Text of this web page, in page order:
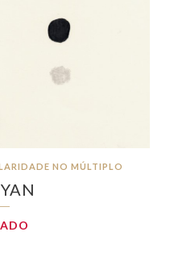
NO MÚLTIPLO